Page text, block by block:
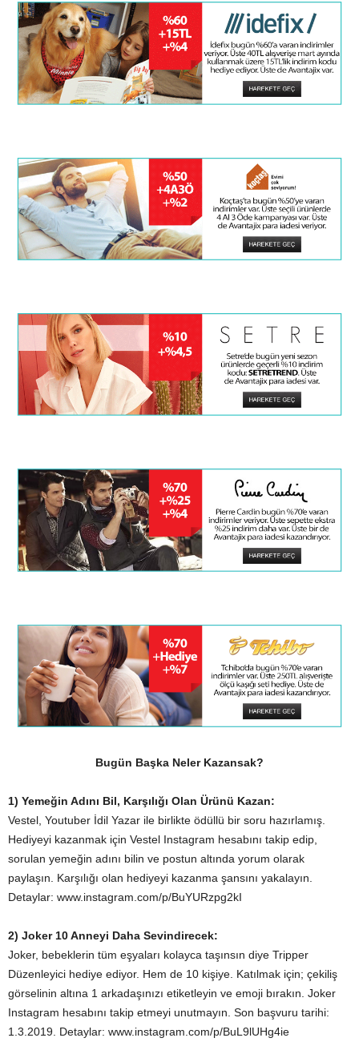
Bugün Başka Neler Kazansak?
1) Yemeğin Adını Bil, Karşılığı Olan Ürünü Kazan:
Vestel, Youtuber İdil Yazar ile birlikte ödüllü bir soru hazırlamış.
Hediyeyi kazanmak için Vestel Instagram hesabını takip edip,
sorulan yemeğin adını bilin ve postun altında yorum olarak
paylaşın. Karşılığı olan hediyeyi kazanma şansını yakalayın.
Detaylar: www.instagram.com/p/BuYURzpg2kI
2) Joker 10 Anneyi Daha Sevindirecek:
Joker, bebeklerin tüm eşyaları kolayca taşınsın diye Tripper
Düzenleyici hediye ediyor. Hem de 10 kişiye. Katılmak için; çekiliş
görselinin altına 1 arkadaşınızı etiketleyin ve emoji bırakın. Joker
Instagram hesabını takip etmeyi unutmayın. Son başvuru tarihi:
1.3.2019. Detaylar: www.instagram.com/p/BuL9lUHg4ie